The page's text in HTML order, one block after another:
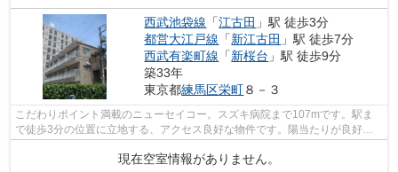
西武池袋線 「江古田 」駅 徒歩3分
都営大江戸線 「新江古田 」駅 徒歩7分
西武有楽町線 「新桜台 」駅 徒歩9分
築33年
東京都練馬区栄町８－３
こだわりポイント満載のニューセイコー。スズキ病院まで107mです。駅ま
で徒歩3分の位置に立地する、アクセス良好な物件です。陽当たりが良好な
現在空室情報がありません。